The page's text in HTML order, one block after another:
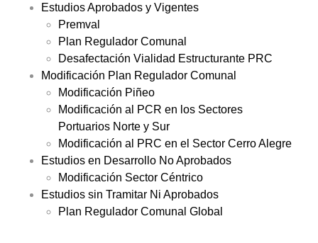
Estudios Aprobados y Vigentes
Premval
Plan Regulador Comunal
Desafectación Vialidad Estructurante PRC
Modificación Plan Regulador Comunal
Modificación Piñeo
Modificación al PCR en los Sectores
Portuarios Norte y Sur
Modificación al PRC en el Sector Cerro Alegre
Estudios en Desarrollo No Aprobados
Modificación Sector Céntrico
Estudios sin Tramitar Ni Aprobados
Plan Regulador Comunal Global